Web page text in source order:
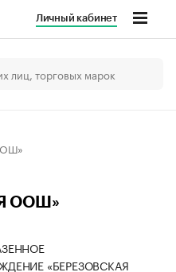
Личный кабинет
ООШ»
«БЕРЕЗОВСКАЯ